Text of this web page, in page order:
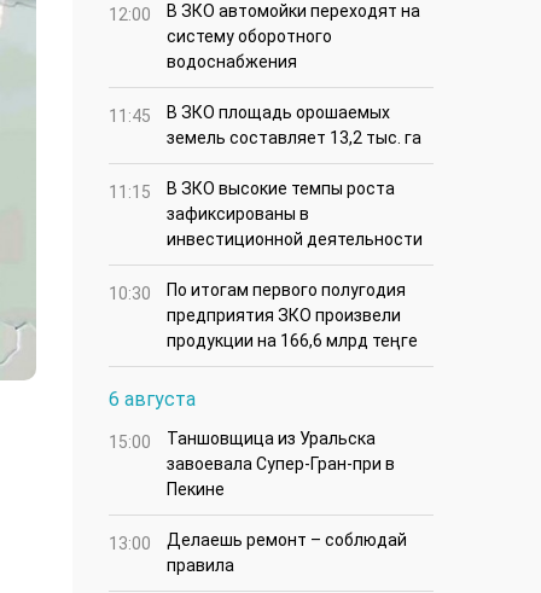
12:00
В ЗКО автомойки переходят на
систему оборотного
водоснабжения
11:45
В ЗКО площадь орошаемых
земель составляет 13,2 тыс. га
11:15
В ЗКО высокие темпы роста
зафиксированы в
инвестиционной деятельности
10:30
По итогам первого полугодия
предприятия ЗКО произвели
продукции на 166,6 млрд теңге
6 августа
15:00
Таншовщица из Уральска
завоевала Супер-Гран-при в
Пекине
13:00
Делаешь ремонт – соблюдай
правила